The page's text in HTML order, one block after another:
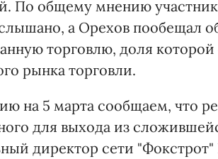
По общему мнению
а Орехов пообещал
торговлю, доля которой
рынка торговли.
на 5 марта сообщаем, что
для выхода из
директор сети